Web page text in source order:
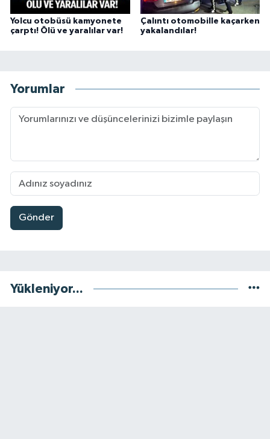
Yolcu otobüsü kamyonete
çarptı! Ölü ve yaralılar var!
Çalıntı otomobille kaçarken
yakalandılar!
Yorumlar
Gönder
Yükleniyor...